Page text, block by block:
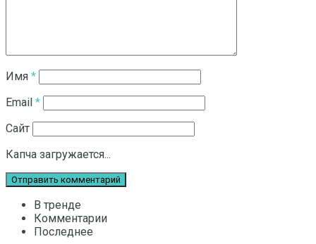
Имя *
Email *
Сайт
Капча загружается...
В тренде
Комментарии
Последнее